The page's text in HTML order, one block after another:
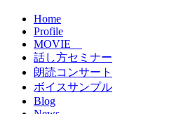
Home
Profile
MOVIE
話し方セミナー
朗読コンサート
ボイスサンプル
Blog